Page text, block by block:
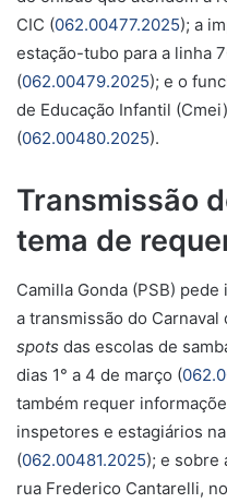
CIC (062.00477.2025); a
estação-tubo para a linha
(062.00479.2025); e o
de Educação Infantil
(062.00480.2025).
Transmissão
tema de
Camilla Gonda (PSB)
a transmissão do
spots das escolas de
dias 1° a 4 de março (
também requer
inspetores e estagiários
(062.00481.2025); e sobre
rua Frederico Cantarelli,